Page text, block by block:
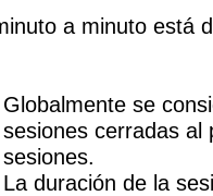
a minuto está
Globalmente se
sesiones cerradas al
sesiones.
La duración de la